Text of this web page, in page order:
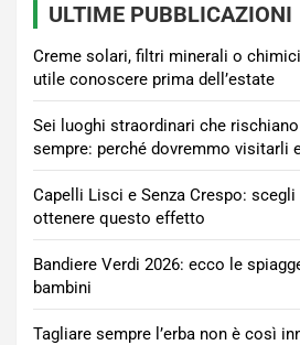
ULTIME PUBBLICAZIONI
Creme solari, filtri minerali o
utile conoscere prima dell’estate
Sei luoghi straordinari che
sempre: perché dovremmo visitarli
Capelli Lisci e Senza Crespo:
ottenere questo effetto
Bandiere Verdi 2026: ecco le
bambini
Tagliare sempre l’erba non è così